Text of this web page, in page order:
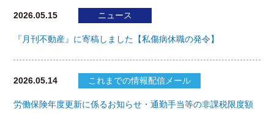
2026.05.15 ニュース
『月刊不動産』に寄稿しました【私傷病休職の発令】
2026.05.14 これまでの情報配信メール
労働保険年度更新に係るお知らせ・通勤手当等の非課税限度額